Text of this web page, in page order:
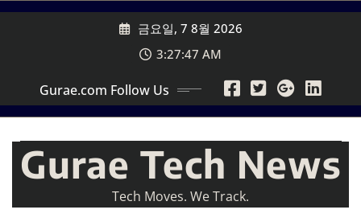
Skip
금요일, 7 8월 2026
3:27:49 AM
Gurae.com Follow Us
Gurae Tech News
Tech Moves. We Track.